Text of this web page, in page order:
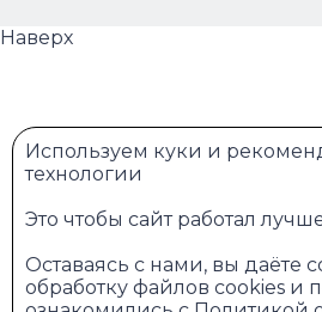
Наверх
Используем куки и
технологии
Это чтобы сайт работал
Оставаясь с нами, вы даёте
обработку файлов cookies и